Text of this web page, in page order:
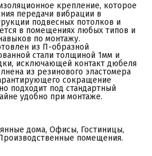
крепление, которое
передачи вибрации в
подвесных потолков и
в помещениях любых типов и
по монтажу.
из П-образной
стали толщиной 1мм и
исключающей контакт дюбеля
из резинового эластомера
сокращение
подходит под стандартный
удобно при монтаже.
дома, Офисы, Гостиницы,
помещения.